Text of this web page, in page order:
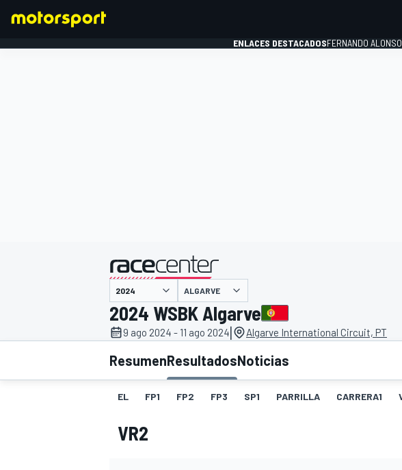
INDYCAR WRC
ENLACES DESTACADOSFERNANDO ALONSO
presentado por
ALGARVE
2024 WSBK Algarve
9 ago 2024 - 11 ago 2024| Algarve International Circuit, PT
ResumenResultadosNoticias
EL FP1 FP2 FP3 SP1 PARRILLA CARRERA1
VR2